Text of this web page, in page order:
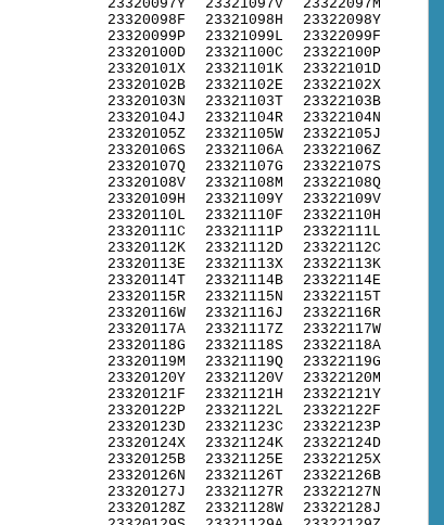
23320097Y
23320098F
23320099P
23320100D
23320101X
23320102B
23320103N
23320104J
23320105Z
23320106S
23320107Q
23320108V
23320109H
23320110L
23320111C
23320112K
23320113E
23320114T
23320115R
23320116W
23320117A
23320118G
23320119M
23320120Y
23320121F
23320122P
23320123D
23320124X
23320125B
23320126N
23320127J
23320128Z
23321097V
23321098H
23321099L
23321100C
23321101K
23321102E
23321103T
23321104R
23321105W
23321106A
23321107G
23321108M
23321109Y
23321110F
23321111P
23321112D
23321113X
23321114B
23321115N
23321116J
23321117Z
23321118S
23321119Q
23321120V
23321121H
23321122L
23321123C
23321124K
23321125E
23321126T
23321127R
23321128W
23322097M
23322098Y
23322099F
23322100P
23322101D
23322102X
23322103B
23322104N
23322105J
23322106Z
23322107S
23322108Q
23322109V
23322110H
23322111L
23322112C
23322113K
23322114E
23322115T
23322116R
23322117W
23322118A
23322119G
23322120M
23322121Y
23322122F
23322123P
23322124D
23322125X
23322126B
23322127N
23322128J